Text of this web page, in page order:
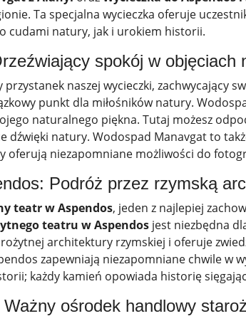
Ta specjalna wycieczka oferuje
cudami natury, jak i urokiem historii.
spokój w objęciach
przystanek naszej wycieczki, zachwycający
punkt dla miłośników natury.
naturalnego piękna. Tutaj możesz
dźwięki natury. Wodospad Manavgat to
oferują niezapomniane możliwości do
Podróż przez rzymską
teatr w Aspendos, jeden z najlepiej
teatru w Aspendos jest niezbędna
architektury rzymskiej i oferuje
zapewniają niezapomniane chwile w
każdy kamień opowiada historię
ośrodek handlowy